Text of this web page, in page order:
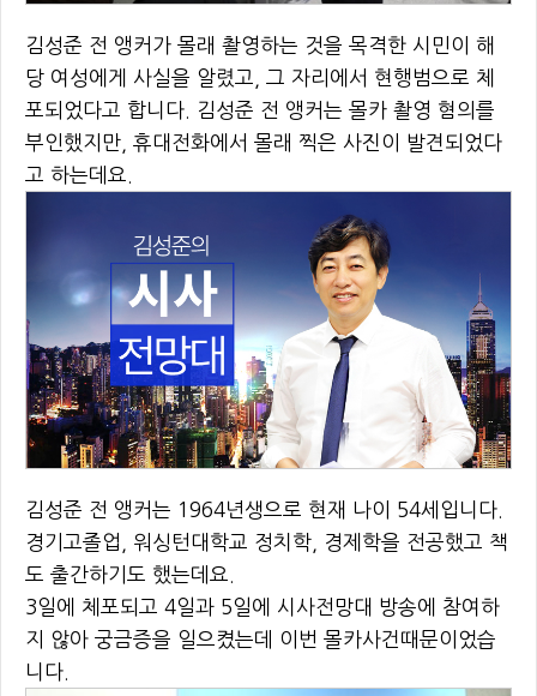
김성준 전 앵커가 몰래 촬영하는 것을 목격한 시민이 해
당 여성에게 사실을 알렸고, 그 자리에서 현행범으로 체
포되었다고 합니다. 김성준 전 앵커는 몰카 촬영 혐의를
부인했지만, 휴대전화에서 몰래 찍은 사진이 발견되었다
고 하는데요.
김성준 전 앵커는 1964년생으로 현재 나이 54세입니다.
경기고졸업, 워싱턴대학교 정치학, 경제학을 전공했고 책
도 출간하기도 했는데요.
3일에 체포되고 4일과 5일에 시사전망대 방송에 참여하
지 않아 궁금증을 일으켰는데 이번 몰카사건때문이었습
니다.